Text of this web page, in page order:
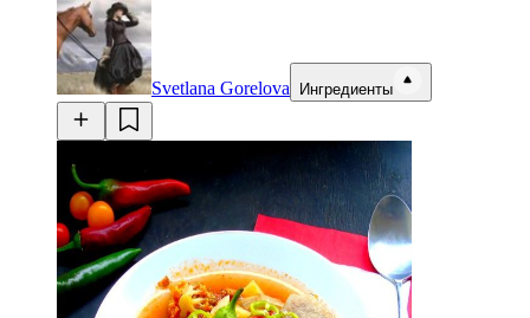
Svetlana Gorelova Ингредиенты